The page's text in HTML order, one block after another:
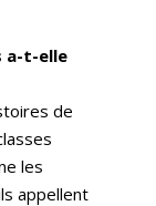
a-t-elle
de
les
appellent